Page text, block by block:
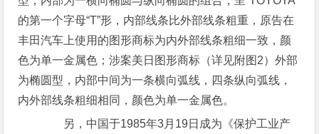
的第一个字母“T”形，内部线条比外部线条粗重，原告在
丰田汽车上使用的图形商标为内外部线条粗细一致，颜
色为单一金属色；涉案美日图形商标（详见附图2）外部
为椭圆型，内部中间为一条横向弧线，四条纵向弧线，
内外部线条粗细相同，颜色为单一金属色。
另，中国于1985年3月19日成为《保护工业产